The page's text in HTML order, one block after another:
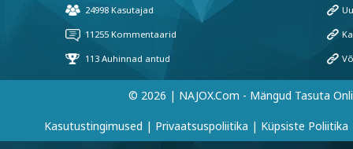
© 2026 | NAJOX.com - Mängud Tasuta
Kasutustingimused | Privaatsuspoliitika | Küpsiste Poliitika